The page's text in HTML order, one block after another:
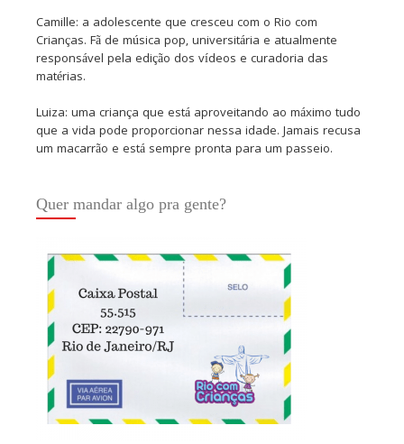
Camille: a adolescente que cresceu com o Rio com
Crianças. Fã de música pop, universitária e atualmente
responsável pela edição dos vídeos e curadoria das
matérias.
Luiza: uma criança que está aproveitando ao máximo tudo
que a vida pode proporcionar nessa idade. Jamais recusa
um macarrão e está sempre pronta para um passeio.
Quer mandar algo pra gente?